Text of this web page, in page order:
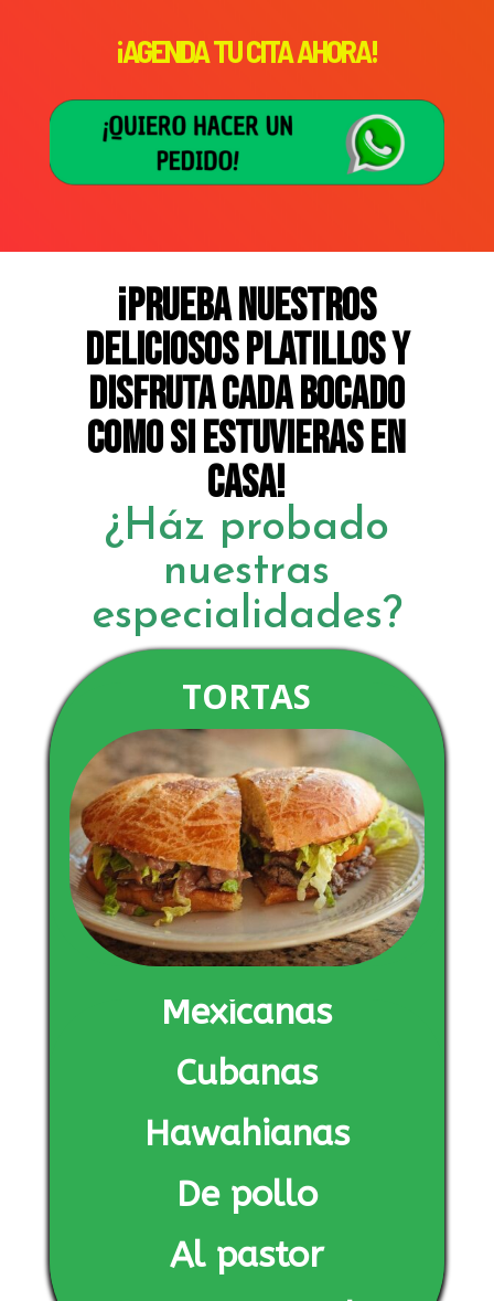
¡AGENDA TU CITA AHORA!
¡PRUEBA NUESTROS
DELICIOSOS PLATILLOS Y
DISFRUTA CADA BOCADO
COMO SI ESTUVIERAS EN
CASA!
¿Ház probado
nuestras
especialidades?
TORTAS
Mexicanas
Cubanas
Hawahianas
De pollo
Al pastor